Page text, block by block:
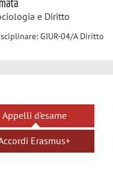
e Diritto
GIUR-04/A Diritto
Appelli d'esame
Erasmus+